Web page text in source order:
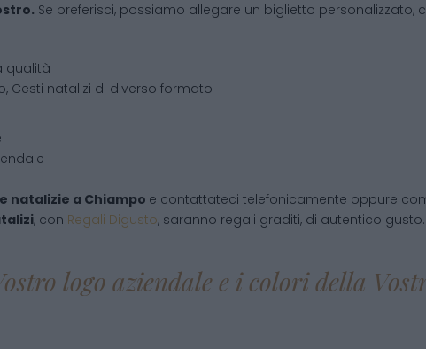
Se preferisci, possiamo allegare un biglietto personalizzato,
qualità
Cesti natalizi di diverso formato
natalizie a Chiampo e contattateci telefonicamente oppure
, con Regali Digusto, saranno regali graditi, di autentico gusto.
logo aziendale e i colori della